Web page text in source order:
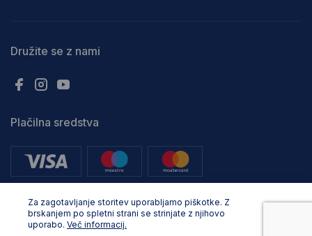
Za zagotavljanje storitev uporabljamo piškotke. Z
brskanjem po spletni strani se strinjate z njihovo
uporabo. Več informacij.
Družite se z nami
Plačilna sredstva
Vse pravice pridržane. © Adria Profix d.o.o.. 2024, Oblikovanje in